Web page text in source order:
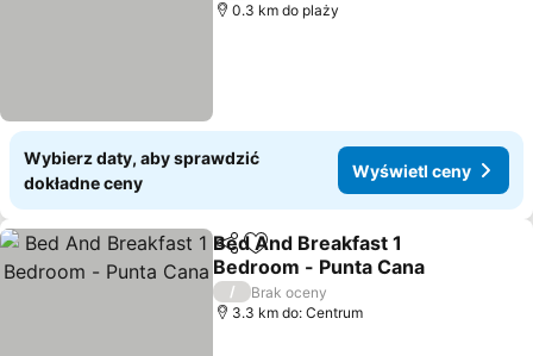
0.3 km do plaży
Wybierz daty, aby sprawdzić
dokładne ceny
Wyświetl ceny
Udostępnij
Dodaj do ulubionych
Bed And Breakfast 1
Bedroom - Punta Cana
/
Brak oceny
3.3 km do: Centrum